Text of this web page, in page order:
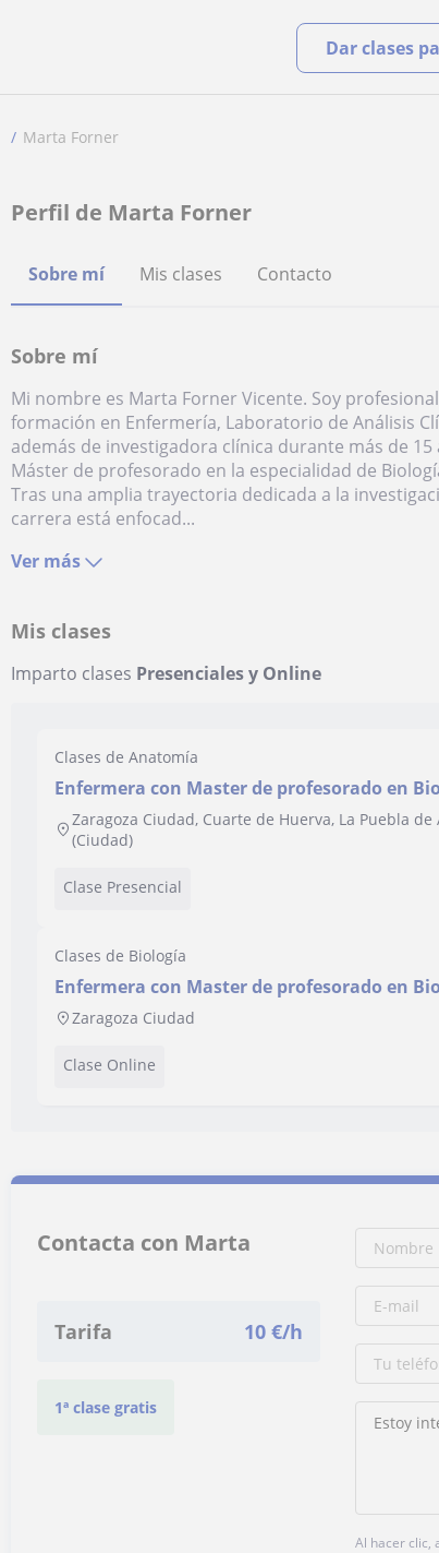
Dar clases
Marta Forner
Perfil de Marta Forner
Sobre mí Mis clases Contacto
Sobre mí
Mi nombre es Marta Forner Vicente. Soy
formación en Enfermería, Laboratorio de Análisis
además de investigadora clínica durante más de
Máster de profesorado en la especialidad de
Tras una amplia trayectoria dedicada a la
carrera está enfocad...
Ver más
Mis clases
Imparto clases Presenciales y Online
Clases de Anatomía
Enfermera con Master de profesorado en
experiencia investigadora. Ciclos sanitarios
Zaragoza Ciudad, Cuarte de Huerva, La Puebla
(Ciudad)
Clase Presencial
Clases de Biología
Enfermera con Master de profesorado en
de Investigación
Zaragoza Ciudad
Clase Online
Contacta con Marta
Tarifa 10 €/h
1ª clase gratis
Al hacer clic,